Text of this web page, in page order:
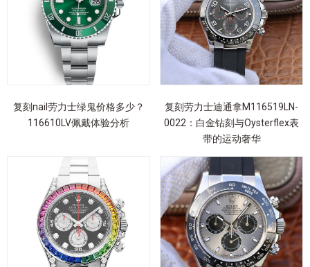
复刻nail劳力士绿鬼价格多少？
116610LV佩戴体验分析
复刻劳力士迪通拿M116519LN-
0022：白金钻刻与Oysterflex表
带的运动奢华